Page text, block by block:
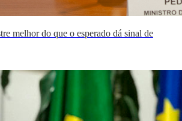
melhor do que o esperado dá sinal de